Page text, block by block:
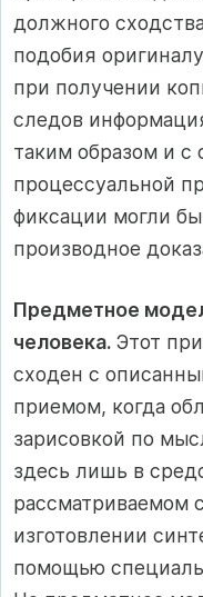
должного
подобия
при получении
следов
таким образом и с
процессуальной
фиксации могли
производное
Предметное
человека. Этот
сходен с
приемом, когда
зарисовкой по
здесь лишь в
рассматриваемом
изготовлении
помощью